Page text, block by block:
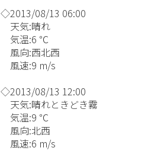
◇2013/08/13 06:00
天気:晴れ
気温:6 ℃
風向:西北西
風速:9 m/s
◇2013/08/13 12:00
天気:晴れときどき霧
気温:9 ℃
風向:北西
風速:6 m/s